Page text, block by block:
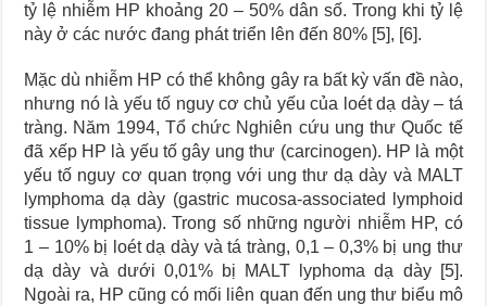
tỷ lệ nhiễm HP khoảng 20 – 50% dân số. Trong khi tỷ lệ
này ở các nước đang phát triển lên đến 80% [5], [6].
Mặc dù nhiễm HP có thể không gây ra bất kỳ vấn đề nào,
nhưng nó là yếu tố nguy cơ chủ yếu của loét dạ dày – tá
tràng. Năm 1994, Tổ chức Nghiên cứu ung thư Quốc tế
đã xếp HP là yếu tố gây ung thư (carcinogen). HP là một
yếu tố nguy cơ quan trọng với ung thư dạ dày và MALT
lymphoma dạ dày (gastric mucosa-associated lymphoid
tissue lymphoma). Trong số những người nhiễm HP, có
1 – 10% bị loét dạ dày và tá tràng, 0,1 – 0,3% bị ung thư
dạ dày và dưới 0,01% bị MALT lyphoma dạ dày [5].
Ngoài ra, HP cũng có mối liên quan đến ung thư biểu mô